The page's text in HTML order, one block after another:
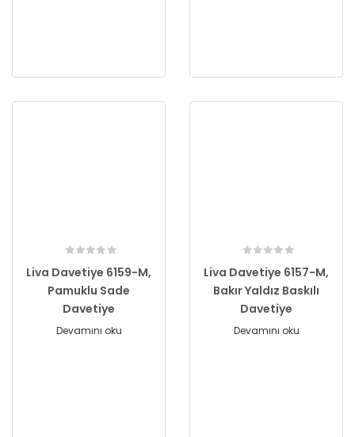
Liva Davetiye 6159-M,
Pamuklu Sade
Davetiye
Devamını oku
Liva Davetiye 6157-M,
Bakır Yaldız Baskılı
Davetiye
Devamını oku